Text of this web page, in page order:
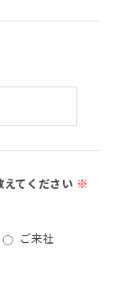
てください ※
ご来社